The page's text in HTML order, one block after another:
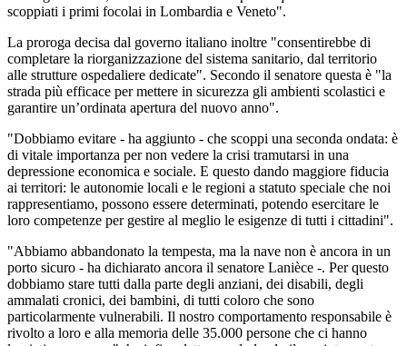
scoppiati i primi focolai in Lombardia e Veneto".
La proroga decisa dal governo italiano inoltre "consentirebbe di
completare la riorganizzazione del sistema sanitario, dal territorio
alle strutture ospedaliere dedicate". Secondo il senatore questa è "la
strada più efficace per mettere in sicurezza gli ambienti scolastici e
garantire un’ordinata apertura del nuovo anno".
"Dobbiamo evitare - ha aggiunto - che scoppi una seconda ondata: è
di vitale importanza per non vedere la crisi tramutarsi in una
depressione economica e sociale. E questo dando maggiore fiducia
ai territori: le autonomie locali e le regioni a statuto speciale che noi
rappresentiamo, possono essere determinati, potendo esercitare le
loro competenze per gestire al meglio le esigenze di tutti i cittadini".
"Abbiamo abbandonato la tempesta, ma la nave non è ancora in un
porto sicuro - ha dichiarato ancora il senatore Lanièce -. Per questo
dobbiamo stare tutti dalla parte degli anziani, dei disabili, degli
ammalati cronici, dei bambini, di tutti coloro che sono
particolarmente vulnerabili. Il nostro comportamento responsabile è
rivolto a loro e alla memoria delle 35.000 persone che ci hanno